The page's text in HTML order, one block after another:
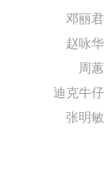
邓丽君
赵咏华
周蕙
迪克牛仔
张明敏